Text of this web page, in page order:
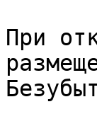
При